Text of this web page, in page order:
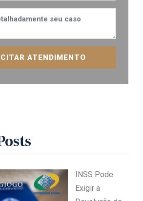
ATENDIMENTO
INSS Pode
Exigir a